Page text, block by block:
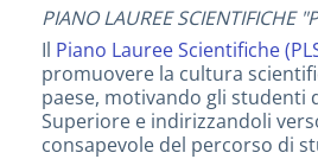
PIANO LAUREE SCIENTIFICHE
Il Piano Lauree Scientifiche
promuovere la cultura
paese, motivando gli studenti
Superiore e indirizzandoli
consapevole del percorso di